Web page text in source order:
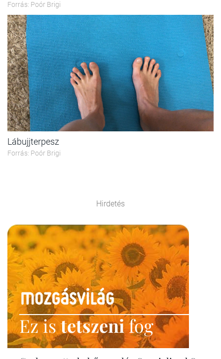
Forrás: Poór Brigi
Lábujjterpesz
Forrás: Poór Brigi
Hirdetés
Ez istetszenifog